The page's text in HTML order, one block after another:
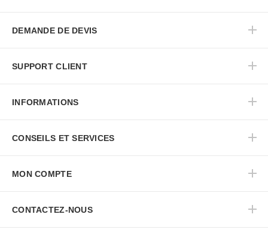
DEMANDE DE DEVIS
SUPPORT CLIENT
INFORMATIONS
CONSEILS ET SERVICES
MON COMPTE
CONTACTEZ-NOUS